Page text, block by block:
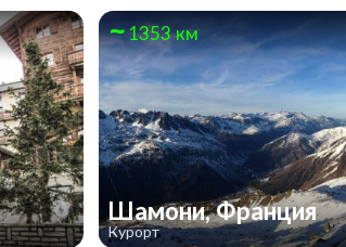
1353 км
Шамони, Франция
Курорт